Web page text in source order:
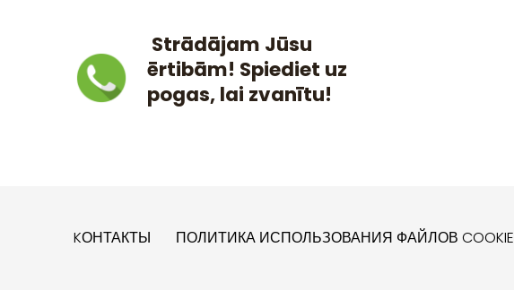
Strādājam Jūsu
ērtibām! Spiediet uz
pogas, lai zvanītu!
KОНТАКТЫ ПОЛИТИКА ИСПОЛЬЗОВАНИЯ ФАЙЛОВ COOKIE